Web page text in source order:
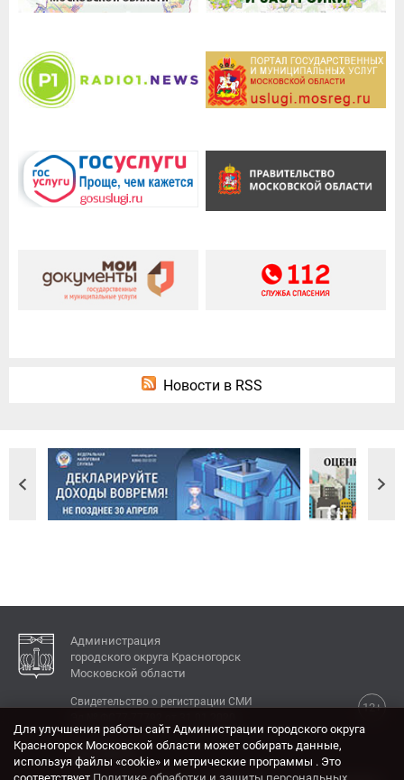
Новости в RSS
Администрация
городского округа Красногорск
Московской области
12+
Свидетельство о регистрации СМИ
КОНТАКТЫ
Для улучшения работы сайт Администрации городского округа
Красногорск Московской области может собирать данные,
используя файлы «cookie» и метрические программы . Это